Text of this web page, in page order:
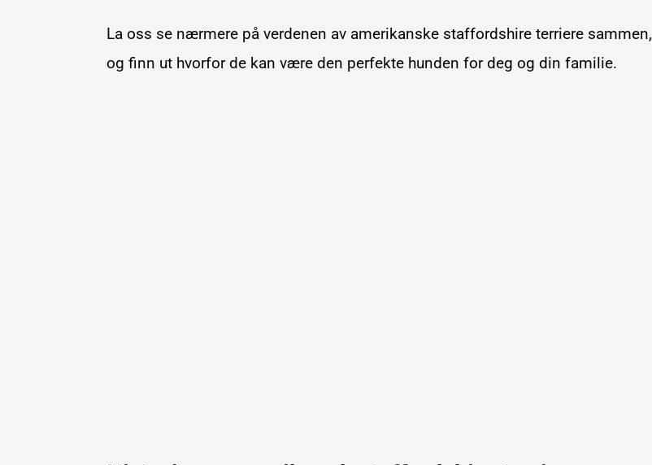
La oss se nærmere på verdenen av amerikanske staffordshire terriere sammen,
og finn ut hvorfor de kan være den perfekte hunden for deg og din familie.